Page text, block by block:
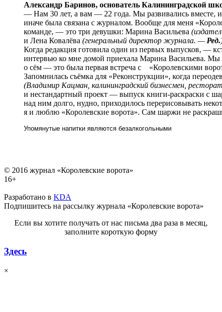
Александр Баринов, основатель Калининградской
— Нам 30 лет, а вам — 22 года. Мы развивались вместе,
иначе была связана с журналом. Вообще для меня
команде, — это три девушки: Марина Ва­сильева
и Лена Ковалёва (генеральный директор журнала. — Ред.
Когда редакция готовила один из первых выпусков, —
интервью ко мне домой приехала Марина Васильева. Мы
о сём — это была первая встреча с «Королевскими
Запомнилась съёмка для «Реконструкции», когда
(Владимир Кацман, калининградский бизнесмен,
и нестандартный проект — выпуск книги-раскраски с
над ним долго, нудно, приходилось перерисовывать
я и люблю «Королевские ворота». Сам шаржи не
Упомянутые напитки являются безалкогольными
© 2016 журнал «Королевские ворота»
16+
Разработано в KDA
Подпишитесь на рассылку журнала «Королевские ворота»
Если вы хотите получать от нас письма два раза в месяц,
заполните короткую форму
Здесь
×